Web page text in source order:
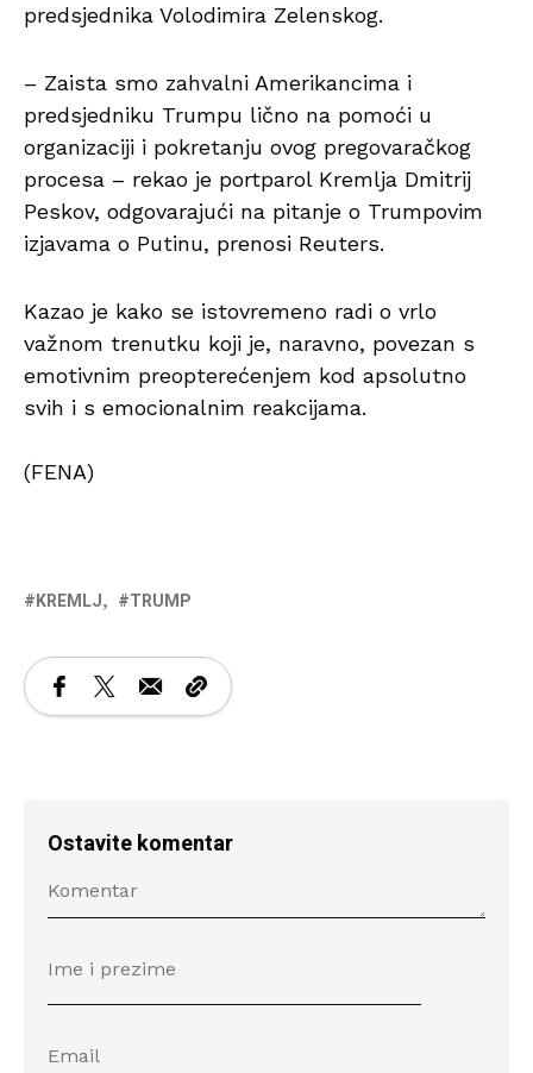
predsjednika Volodimira Zelenskog.
– Zaista smo zahvalni Amerikancima i
predsjedniku Trumpu lično na pomoći u
organizaciji i pokretanju ovog pregovaračkog
procesa – rekao je portparol Kremlja Dmitrij
Peskov, odgovarajući na pitanje o Trumpovim
izjavama o Putinu, prenosi Reuters.
Kazao je kako se istovremeno radi o vrlo
važnom trenutku koji je, naravno, povezan s
emotivnim preopterećenjem kod apsolutno
svih i s emocionalnim reakcijama.
(FENA)
KREMLJ TRUMP
Ostavite komentar